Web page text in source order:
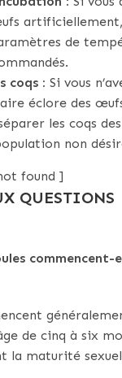
de
coqs : Si vous
éclore des
les coqs
non
found ]
QUESTIONS
commencent-
de cinq à six
la maturité